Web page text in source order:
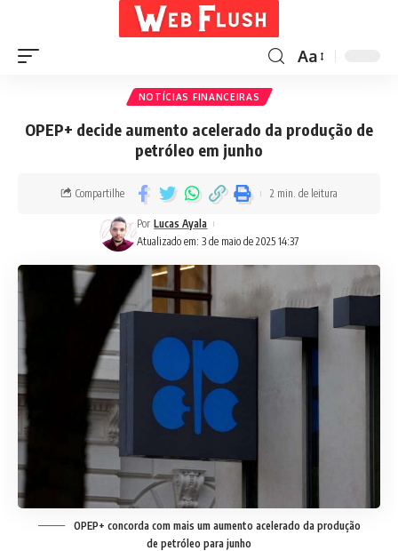
Aa
NOTÍCIAS FINANCEIRAS
OPEP+ decide aumento acelerado da produção de
petróleo em junho
Atualizado em: 3 de maio de 2025 14:37
Por Lucas Ayala
Compartilhe 2 min. de leitura
OPEP+ concorda com mais um aumento acelerado da produção
de petróleo para junho